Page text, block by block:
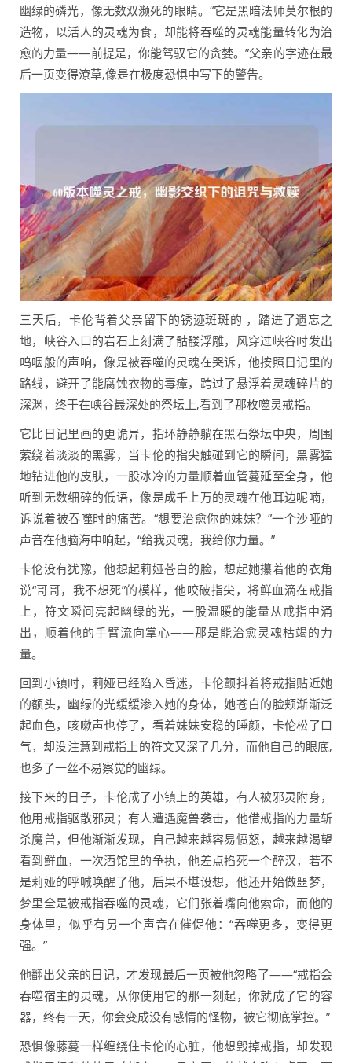
幽绿的磷光，像无数双濒死的眼睛。“它是黑暗法师莫尔根的
造物，以活人的灵魂为食，却能将吞噬的灵魂能量转化为治
愈的力量——前提是，你能驾驭它的贪婪。”父亲的字迹在最
后一页变得潦草,像是在极度恐惧中写下的警告。
三天后，卡伦背着父亲留下的锈迹斑斑的 ，踏进了遗忘之
地，峡谷入口的岩石上刻满了骷髅浮雕，风穿过峡谷时发出
呜咽般的声响，像是被吞噬的灵魂在哭诉，他按照日记里的
路线，避开了能腐蚀衣物的毒瘴，跨过了悬浮着灵魂碎片的
深渊，终于在峡谷最深处的祭坛上,看到了那枚噬灵戒指。
它比日记里画的更诡异，指环静静躺在黑石祭坛中央，周围
萦绕着淡淡的黑雾，当卡伦的指尖触碰到它的瞬间，黑雾猛
地钻进他的皮肤，一股冰冷的力量顺着血管蔓延至全身，他
听到无数细碎的低语，像是成千上万的灵魂在他耳边呢喃，
诉说着被吞噬时的痛苦。“想要治愈你的妹妹？”一个沙哑的
声音在他脑海中响起，“给我灵魂，我给你力量。”
卡伦没有犹豫，他想起莉娅苍白的脸，想起她攥着他的衣角
说“哥哥，我不想死”的模样，他咬破指尖，将鲜血滴在戒指
上，符文瞬间亮起幽绿的光，一股温暖的能量从戒指中涌
出，顺着他的手臂流向掌心——那是能治愈灵魂枯竭的力
量。
回到小镇时，莉娅已经陷入昏迷，卡伦颤抖着将戒指贴近她
的额头，幽绿的光缓缓渗入她的身体，她苍白的脸颊渐渐泛
起血色，咳嗽声也停了，看着妹妹安稳的睡颜，卡伦松了口
气，却没注意到戒指上的符文又深了几分，而他自己的眼底,
也多了一丝不易察觉的幽绿。
接下来的日子，卡伦成了小镇上的英雄，有人被邪灵附身，
他用戒指驱散邪灵；有人遭遇魔兽袭击，他借戒指的力量斩
杀魔兽，但他渐渐发现，自己越来越容易愤怒，越来越渴望
看到鲜血，一次酒馆里的争执，他差点掐死一个醉汉，若不
是莉娅的呼喊唤醒了他，后果不堪设想，他还开始做噩梦，
梦里全是被戒指吞噬的灵魂，它们张着嘴向他索命，而他的
身体里，似乎有另一个声音在催促他：“吞噬更多，变得更
强。”
他翻出父亲的日记，才发现最后一页被他忽略了——“戒指会
吞噬宿主的灵魂，从你使用它的那一刻起，你就成了它的容
器，终有一天，你会变成没有感情的怪物，被它彻底掌控。”
恐惧像藤蔓一样缠绕住卡伦的心脏，他想毁掉戒指，却发现